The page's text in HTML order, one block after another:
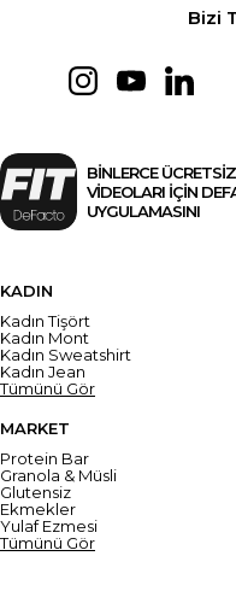
Bizi
BİNLERCE
VİDEOLARI İÇİN
UYGULAMASINI
KADIN
Kadın Tişört
Kadın Mont
Kadın Sweatshirt
Kadın Jean
Tümünü Gör
MARKET
Protein Bar
Granola & Müsli
Glutensiz
Ekmekler
Yulaf Ezmesi
Tümünü Gör